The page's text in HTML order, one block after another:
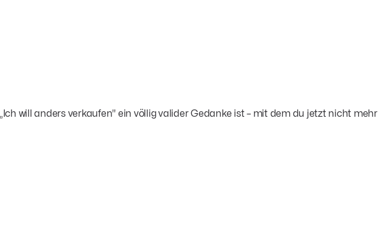
will anders verkaufen" ein völlig valider Gedanke ist – mit dem du jetzt nicht mehr